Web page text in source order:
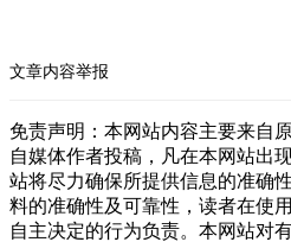
文章内容举报
免责声明：本网站内容主要来自
自媒体作者投稿，凡在本网站出
站将尽力确保所提供信息的准确
料的准确性及可靠性，读者在使
自主决定的行为负责。本网站对